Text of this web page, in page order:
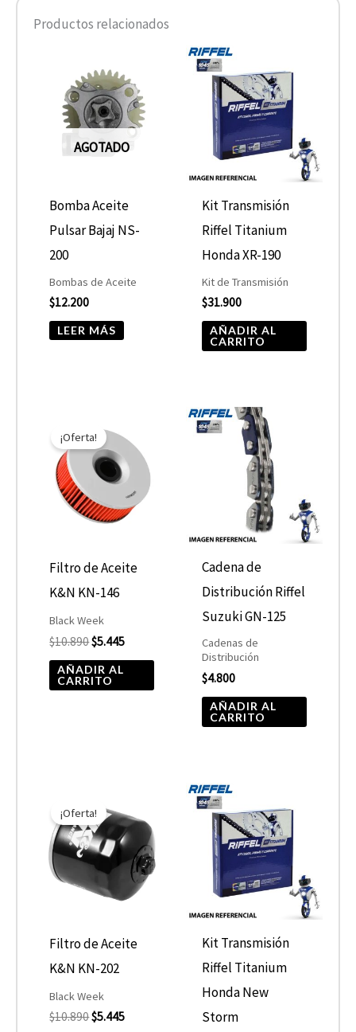
Productos relacionados
AGOTADO
Bomba Aceite
Pulsar Bajaj NS-
200
Bombas de Aceite
$12.200
LEER MÁS
Kit Transmisión
Riffel Titanium
Honda XR-190
Kit de Transmisión
$31.900
AÑADIR AL
CARRITO
¡Oferta!
Filtro de Aceite
K&N KN-146
Black Week
$10.890
precio
original
era:
$10.890.
$5.445
actual
es:
$5.445.
AÑADIR AL
CARRITO
Cadena de
Distribución Riffel
Suzuki GN-125
Cadenas de
Distribución
$4.800
AÑADIR AL
CARRITO
¡Oferta!
Filtro de Aceite
K&N KN-202
Black Week
$10.890
precio
original
era:
$10.890.
$5.445
actual
es:
$5.445.
Kit Transmisión
Riffel Titanium
Honda New
Storm